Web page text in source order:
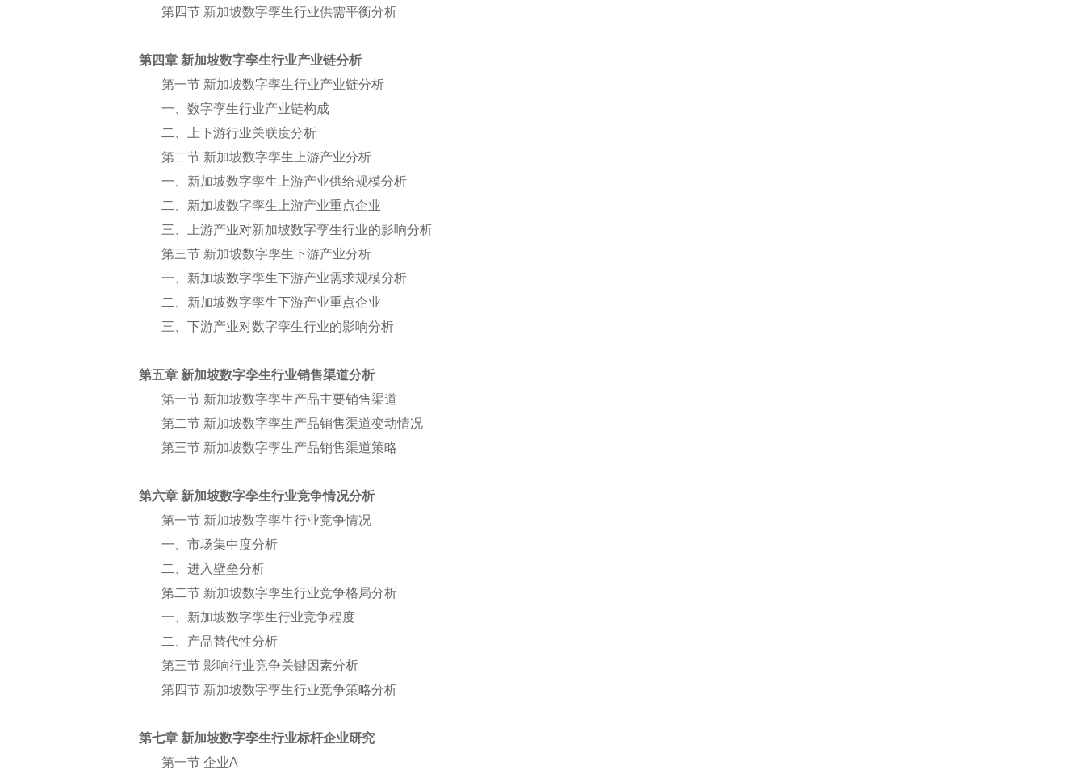
第四节 新加坡数字孪生行业供需平衡分析
第四章 新加坡数字孪生行业产业链分析
第一节 新加坡数字孪生行业产业链分析
一、数字孪生行业产业链构成
二、上下游行业关联度分析
第二节 新加坡数字孪生上游产业分析
一、新加坡数字孪生上游产业供给规模分析
二、新加坡数字孪生上游产业重点企业
三、上游产业对新加坡数字孪生行业的影响分析
第三节 新加坡数字孪生下游产业分析
一、新加坡数字孪生下游产业需求规模分析
二、新加坡数字孪生下游产业重点企业
三、下游产业对数字孪生行业的影响分析
第五章 新加坡数字孪生行业销售渠道分析
第一节 新加坡数字孪生产品主要销售渠道
第二节 新加坡数字孪生产品销售渠道变动情况
第三节 新加坡数字孪生产品销售渠道策略
第六章 新加坡数字孪生行业竞争情况分析
第一节 新加坡数字孪生行业竞争情况
一、市场集中度分析
二、进入壁垒分析
第二节 新加坡数字孪生行业竞争格局分析
一、新加坡数字孪生行业竞争程度
二、产品替代性分析
第三节 影响行业竞争关键因素分析
第四节 新加坡数字孪生行业竞争策略分析
第七章 新加坡数字孪生行业标杆企业研究
第一节 企业A